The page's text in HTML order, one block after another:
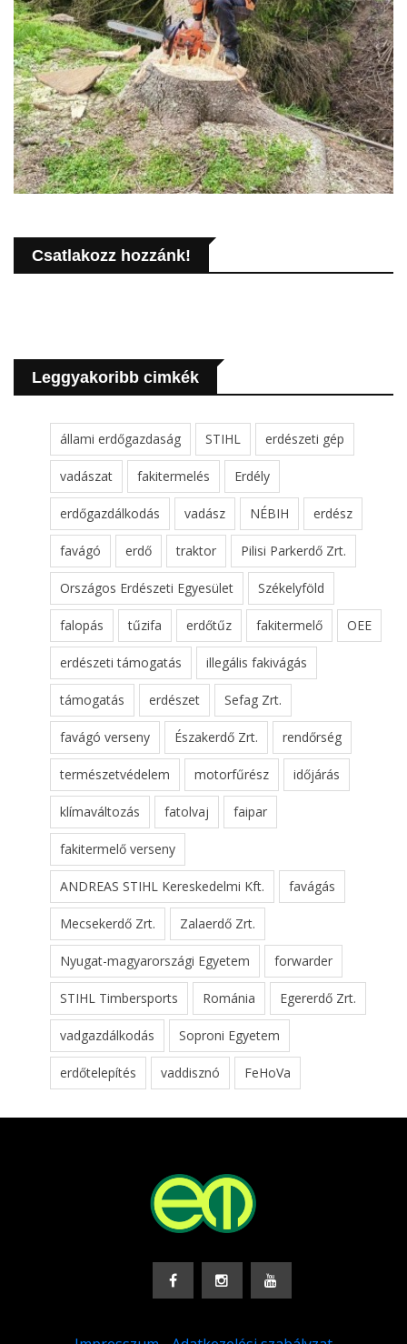
Csatlakozz hozzánk!
Leggyakoribb cimkék
állami erdőgazdaság STIHL erdészeti gép
vadászat fakitermelés Erdély
erdőgazdálkodás vadász NÉBIH erdész
favágó erdő traktor Pilisi Parkerdő Zrt.
Országos Erdészeti Egyesület Székelyföld
falopás tűzifa erdőtűz fakitermelő OEE
erdészeti támogatás illegális fakivágás
támogatás erdészet Sefag Zrt.
favágó verseny Északerdő Zrt. rendőrség
természetvédelem motorfűrész időjárás
klímaváltozás fatolvaj faipar
fakitermelő verseny
ANDREAS STIHL Kereskedelmi Kft. favágás
Mecsekerdő Zrt. Zalaerdő Zrt.
Nyugat-magyarországi Egyetem forwarder
STIHL Timbersports Románia Egererdő Zrt.
vadgazdálkodás Soproni Egyetem
erdőtelepítés vaddisznó FeHoVa